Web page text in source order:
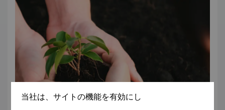
2025年香港グリーン サステナビリティ貢献賞で、「住みや
すい都市生活への貢献 - ハラール対応商品の促進」のゴール
ド シール賞を受賞 トリップアドバイザー2025「トリップア
ドバイザー トラベラーズチョイスアワード」受賞 Meituan
ホテル2025「今年の人気ホテル」を受賞 Meituanホテル
2025でシャンパレスが「Meituan Hotel Star
Restaurant」賞を受賞 2024年サウスチャイナモーニング
ポストによる「100トップテーブル」に、シャンパレスが選
出 Klookパートナーアワード2024で「優れたホテルダイニ
当社は、サイトの機能を有効にし